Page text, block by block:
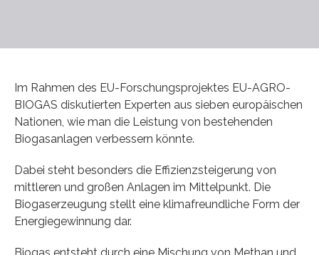
Im Rahmen des EU-Forschungsprojektes EU-AGRO-
BIOGAS diskutierten Experten aus sieben europäischen
Nationen, wie man die Leistung von bestehenden
Biogasanlagen verbessern könnte.
Dabei steht besonders die Effizienzsteigerung von
mittleren und großen Anlagen im Mittelpunkt. Die
Biogaserzeugung stellt eine klimafreundliche Form der
Energiegewinnung dar.
Biogas entsteht durch eine Mischung von Methan und